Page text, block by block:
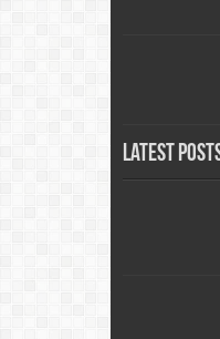
Latest